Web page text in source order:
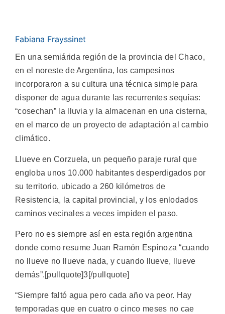
Fabiana Frayssinet
En una semiárida región de la provincia del Chaco,
en el noreste de Argentina, los campesinos
incorporaron a su cultura una técnica simple para
disponer de agua durante las recurrentes sequías:
“cosechan” la lluvia y la almacenan en una cisterna,
en el marco de un proyecto de adaptación al cambio
climático.
Llueve en Corzuela, un pequeño paraje rural que
engloba unos 10.000 habitantes desperdigados por
su territorio, ubicado a 260 kilómetros de
Resistencia, la capital provincial, y los enlodados
caminos vecinales a veces impiden el paso.
Pero no es siempre así en esta región argentina
donde como resume Juan Ramón Espinoza “cuando
no llueve no llueve nada, y cuando llueve, llueve
demás”.[pullquote]3[/pullquote]
“Siempre faltó agua pero cada año va peor. Hay
temporadas que en cuatro o cinco meses no cae